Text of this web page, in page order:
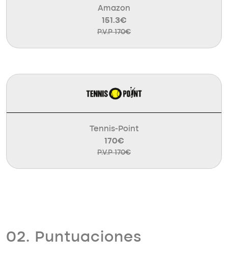
Amazon
151.3€
P.V.P 170€
Tennis-Point
170€
P.V.P 170€
02. Puntuaciones